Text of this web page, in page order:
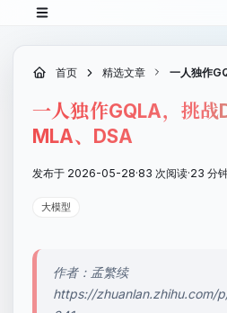
首页 精选文章 一人独作
一人独作GQLA，挑
MLA、DSA
发布于 2026-05-28·83 次阅读·23 分
大模型
作者：孟繁续
https://zhuanlan.zhihu.com/